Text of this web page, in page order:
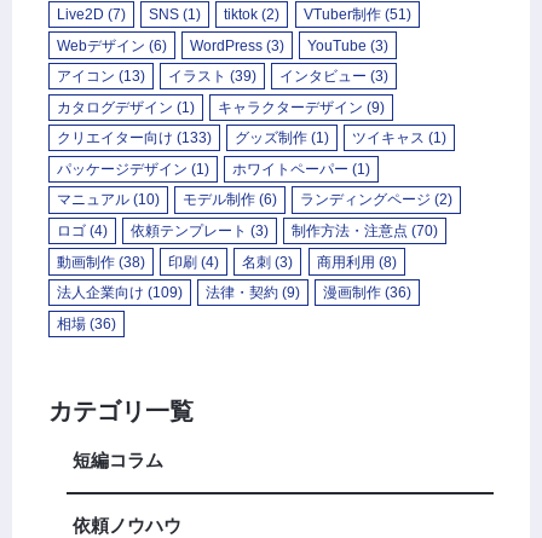
Live2D (7) SNS (1) tiktok (2) VTuber制作(51)
Webデザイン (6) WordPress (3) YouTube (3)
アイコン (13) イラスト (39) インタビュー (3)
カタログデザイン (1) キャラクターデザイン (9)
クリエイター向け (133) グッズ制作 (1) ツイキャス (1)
パッケージデザイン (1) ホワイトペーパー (1)
マニュアル (10) モデル制作 (6) ランディングページ (2)
ロゴ (4) 依頼テンプレート (3) 制作方法・注意点 (70)
動画制作 (38) 印刷 (4) 名刺 (3) 商用利用 (8)
法人企業向け (109) 法律・契約 (9) 漫画制作 (36)
相場 (36)
カテゴリ一覧
短編コラム
依頼ノウハウ